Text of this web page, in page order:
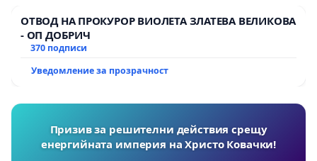
ОТВОД НА ПРОКУРОР ВИОЛЕТА ЗЛАТЕВА ВЕЛИКОВА
- ОП ДОБРИЧ
370 подписи
Уведомление за прозрачност
Призив за решителни действия срещу
енергийната империя на Христо Ковачки!